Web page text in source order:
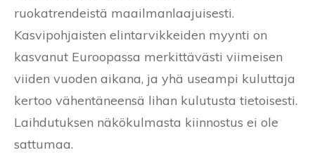
ruokatrendeistä maailmanlaajuisesti.
Kasvipohjaisten elintarvikkeiden myynti on
kasvanut Euroopassa merkittävästi viimeisen
viiden vuoden aikana, ja yhä useampi kuluttaja
kertoo vähentäneensä lihan kulutusta tietoisesti.
Laihdutuksen näkökulmasta kiinnostus ei ole
sattumaa.